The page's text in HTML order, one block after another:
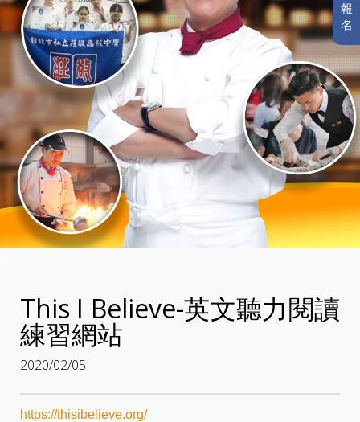
報
名
This I Believe-英文聽力閱讀
練習網站
2020/02/05
https://thisibelieve.org/